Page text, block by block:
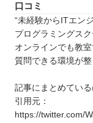
口コミ
“未経験からITエン
プログラミングス
オンラインでも教
質問できる環境が
記事にまとめてい
引用元：
https://twitter.com/